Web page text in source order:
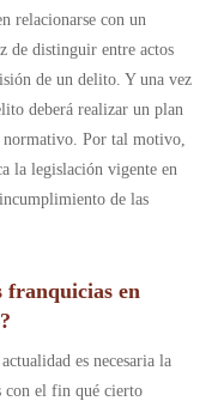
relacionarse con un
de distinguir entre actos
de un delito. Y una vez
deberá realizar un plan
normativo. Por tal motivo,
la legislación vigente en
de las
franquicias en
es necesaria la
con el fin qué cierto